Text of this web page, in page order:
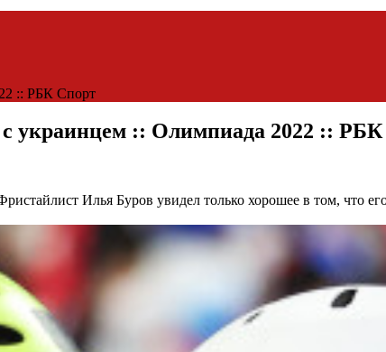
:: РБК Спорт
с украинцем :: Олимпиада 2022 ::
Илья Буров увидел только хорошее в том, что